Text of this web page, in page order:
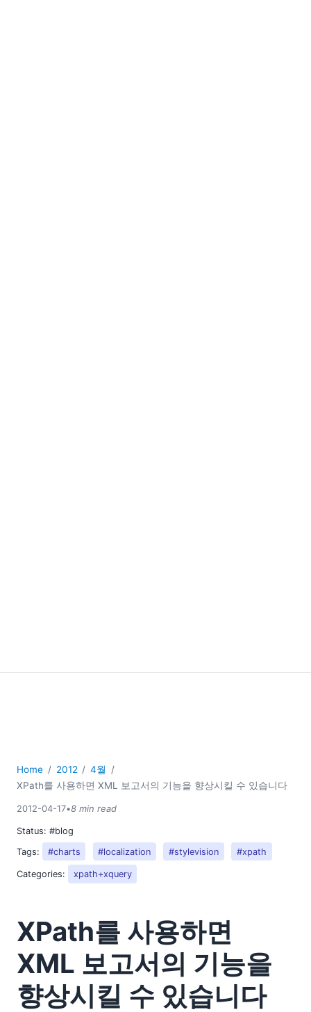
Home 2012
4월
XPath를 사용하면 XML 보고서의 기능을 향상시킬 수 있습니다
2012-04-17•8 min read
Status: #blog
Tags:
#charts #localization #stylevision #xpath
Categories: xpath+xquery
XPath를 사용하면
XML 보고서의 기능을
향상시킬 수 있습니다